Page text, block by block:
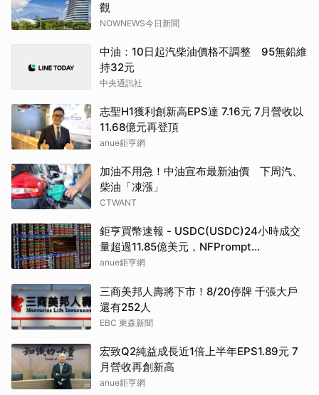
觀
NOWNEWS今日新聞
中油：10日起汽柴油價格不調整 95無鉛維
持32元
中央通訊社
志聖H1獲利創新高EPS達 7.16元 7月營收以
11.68億元再登頂
anue鉅亨網
加油不用急！中油宣布最新油價 下周汽、
柴油「凍漲」
CTWANT
鉅亨買幣速報 - USDC(USDC)24小時成交
量超過11.85億美元，NFPrompt
Token(NFP)24小時漲幅達66.2%
anue鉅亨網
三商美邦人壽將下市！8/20停牌 千張大戶
還有252人
EBC 東森新聞
宏致Q2純益成長近1倍上半年EPS1.89元 7
月營收再創新高
anue鉅亨網